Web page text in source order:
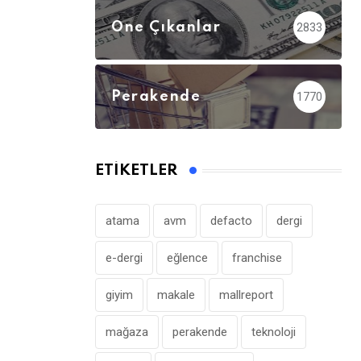
Öne Çıkanlar 2833
Perakende 1770
ETIKETLER
atama avm defacto dergi
e-dergi eğlence franchise
giyim makale mallreport
mağaza perakende teknoloji